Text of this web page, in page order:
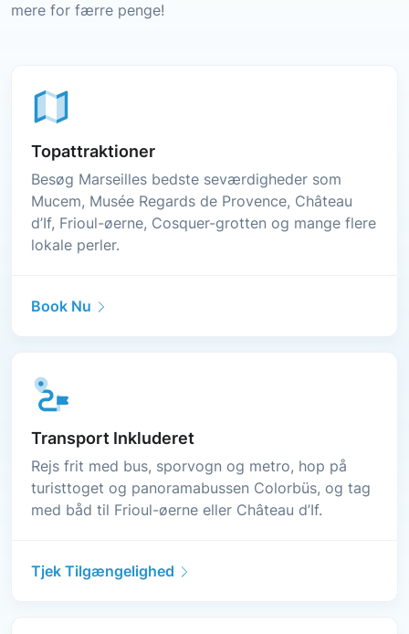
mere for færre penge!
Topattraktioner
Besøg Marseilles bedste seværdigheder som
Mucem, Musée Regards de Provence, Château
d’If, Frioul-øerne, Cosquer-grotten og mange flere
lokale perler.
Book Nu
Transport Inkluderet
Rejs frit med bus, sporvogn og metro, hop på
turisttoget og panoramabussen Colorbüs, og tag
med båd til Frioul-øerne eller Château d’If.
Tjek Tilgængelighed